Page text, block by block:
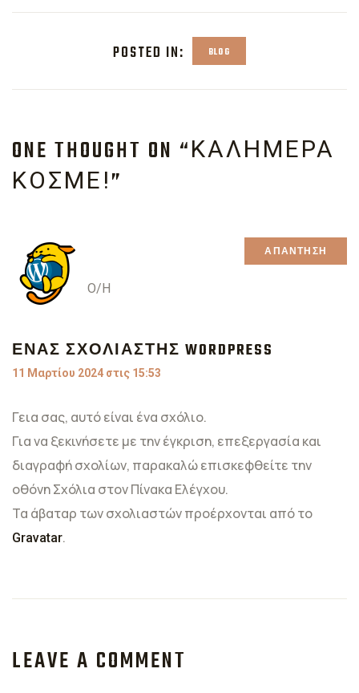
POSTED IN: BLOG
ONE THOUGHT ON “ΚΑΛΗΜΈΡΑ
ΚΌΣΜΕ!”
Ο/Η
ΈΝΑΣ ΣΧΟΛΙΑΣΤΉΣ WORDPRESS
11 Μαρτίου 2024 στις 15:53
Γεια σας, αυτό είναι ένα σχόλιο.
Για να ξεκινήσετε με την έγκριση, επεξεργασία και
διαγραφή σχολίων, παρακαλώ επισκεφθείτε την
οθόνη Σχόλια στον Πίνακα Ελέγχου.
Τα άβαταρ των σχολιαστών προέρχονται από το
Gravatar.
ΑΠΆΝΤΗΣΗ
LEAVE A COMMENT